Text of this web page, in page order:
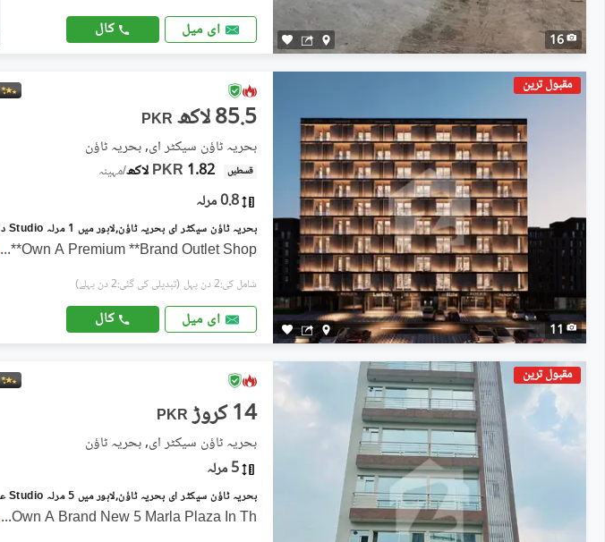
16 ای میل کال
مقبول ترین
11
PKR 85.5 لاکھ
بحریہ ٹاؤن سیکٹر ای, بحریہ ٹاؤن
قسطیں PKR 1.82 لاکھ /مہینہ
0.8 مرلہ
Own A Premium **Brand Outlet Shop**
...
شامل کی:2 دن پہل (تبدیلی کی گئی:2 دن پہلے)
ای میل کال
مقبول ترین
PKR 14 کروڑ
بحریہ ٹاؤن سیکٹر ای, بحریہ ٹاؤن
5 مرلہ
Own A Brand New 5 Marla Plaza In Th
...